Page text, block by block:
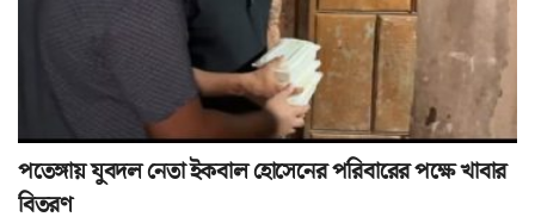
পতেঙ্গায় যুবদল নেতা ইকবাল হোসেনের পরিবারের পক্ষে খাবার
বিতরণ